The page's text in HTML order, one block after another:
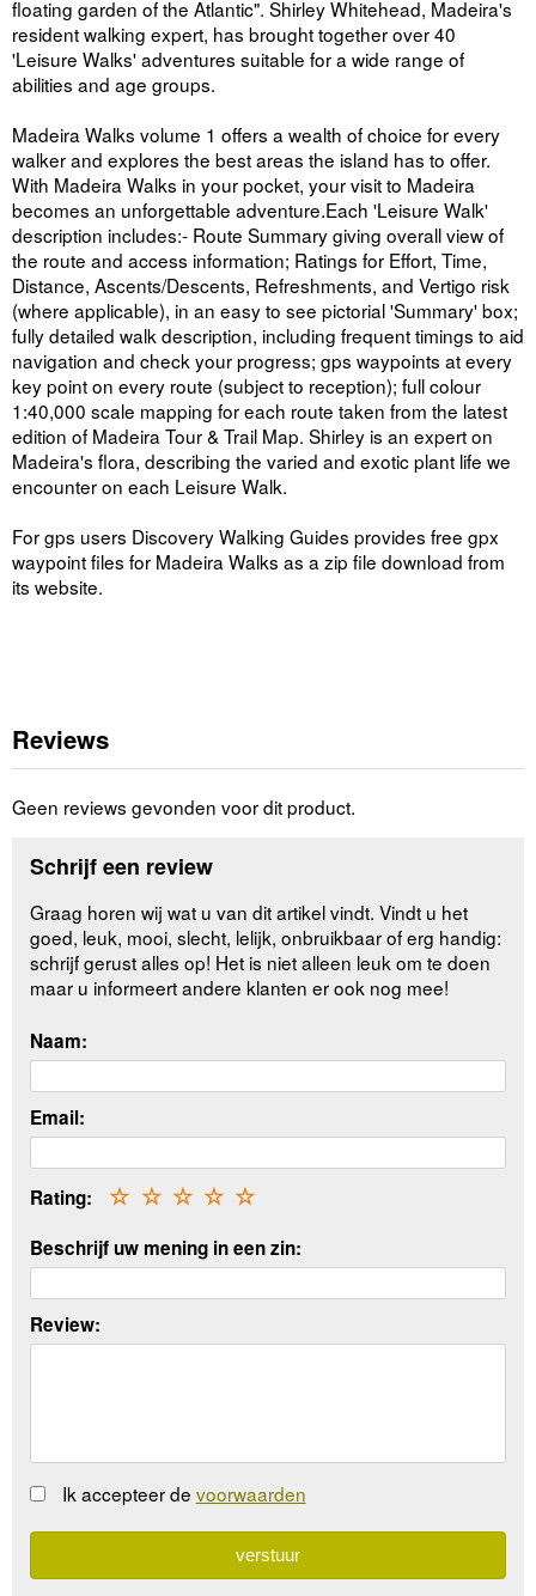
floating garden of the Atlantic". Shirley Whitehead, Madeira's
resident walking expert, has brought together over 40
'Leisure Walks' adventures suitable for a wide range of
abilities and age groups.
Madeira Walks volume 1 offers a wealth of choice for every
walker and explores the best areas the island has to offer.
With Madeira Walks in your pocket, your visit to Madeira
becomes an unforgettable adventure.Each 'Leisure Walk'
description includes:- Route Summary giving overall view of
the route and access information; Ratings for Effort, Time,
Distance, Ascents/Descents, Refreshments, and Vertigo risk
(where applicable), in an easy to see pictorial 'Summary' box;
fully detailed walk description, including frequent timings to aid
navigation and check your progress; gps waypoints at every
key point on every route (subject to reception); full colour
1:40,000 scale mapping for each route taken from the latest
edition of Madeira Tour & Trail Map. Shirley is an expert on
Madeira's flora, describing the varied and exotic plant life we
encounter on each Leisure Walk.
For gps users Discovery Walking Guides provides free gpx
waypoint files for Madeira Walks as a zip file download from
its website.
Reviews
Geen reviews gevonden voor dit product.
Schrijf een review
Graag horen wij wat u van dit artikel vindt. Vindt u het
goed, leuk, mooi, slecht, lelijk, onbruikbaar of erg handig:
schrijf gerust alles op! Het is niet alleen leuk om te doen
maar u informeert andere klanten er ook nog mee!
Naam:
Email:
Rating: ☆
☆
☆
☆
☆
Beschrijf uw mening in een zin:
Review:
Ik accepteer de voorwaarden